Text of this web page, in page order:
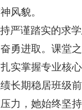
风貌。
严谨踏实的求
勇进取。课堂
实掌握专业核
长期稳居班级
力，她始终坚